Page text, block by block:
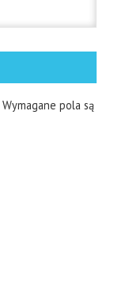
Wymagane pola są